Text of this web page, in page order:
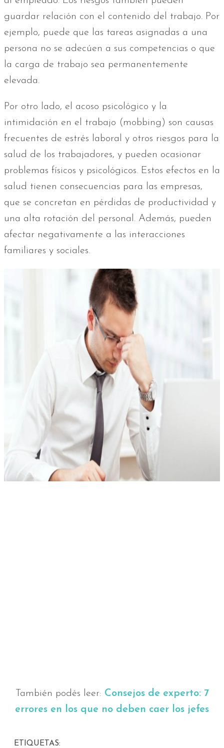
guardar relación con el contenido del trabajo. Por
ejemplo, puede que las tareas asignadas a una
persona no se adecúen a sus competencias o que
la carga de trabajo sea permanentemente
elevada.
Por otro lado, el acoso psicológico y la
intimidación en el trabajo (mobbing) son causas
frecuentes de estrés laboral y otros riesgos para la
salud de los trabajadores, y pueden ocasionar
problemas físicos y psicológicos. Estos efectos en la
salud tienen consecuencias para las empresas,
que se concretan en pérdidas de productividad y
una alta rotación del personal. Además, pueden
afectar negativamente a las interacciones
familiares y sociales.
También podés leer: Consejos de experto: 7
errores en los que no deben caer los jefes
ETIQUETAS: